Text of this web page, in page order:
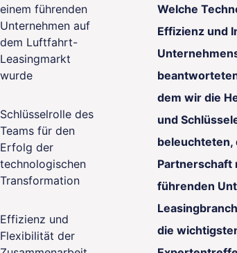
einem führenden
Unternehmen auf
dem Luftfahrt-
Leasingmarkt
wurde
Schlüsselrolle des
Teams für den
Erfolg der
technologischen
Transformation
Effizienz und
Flexibilität der
Welche
Effizienz und
dem wir die
und
beleuchteten,
Partnerschaft
führenden
die